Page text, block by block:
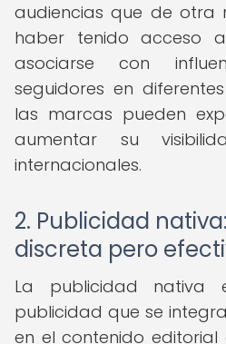
audiencias que de otra
haber tenido acceso
asociarse con
seguidores en
las marcas pueden
aumentar su
internacionales.
2. Publicidad
discreta pero
La publicidad
publicidad que se
en el contenido